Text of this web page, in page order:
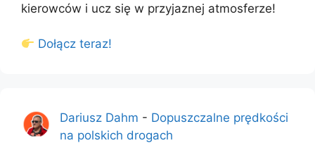
kierowców i ucz się w przyjaznej atmosferze!
Dołącz teraz!
Dariusz Dahm - Dopuszczalne prędkości
na polskich drogach